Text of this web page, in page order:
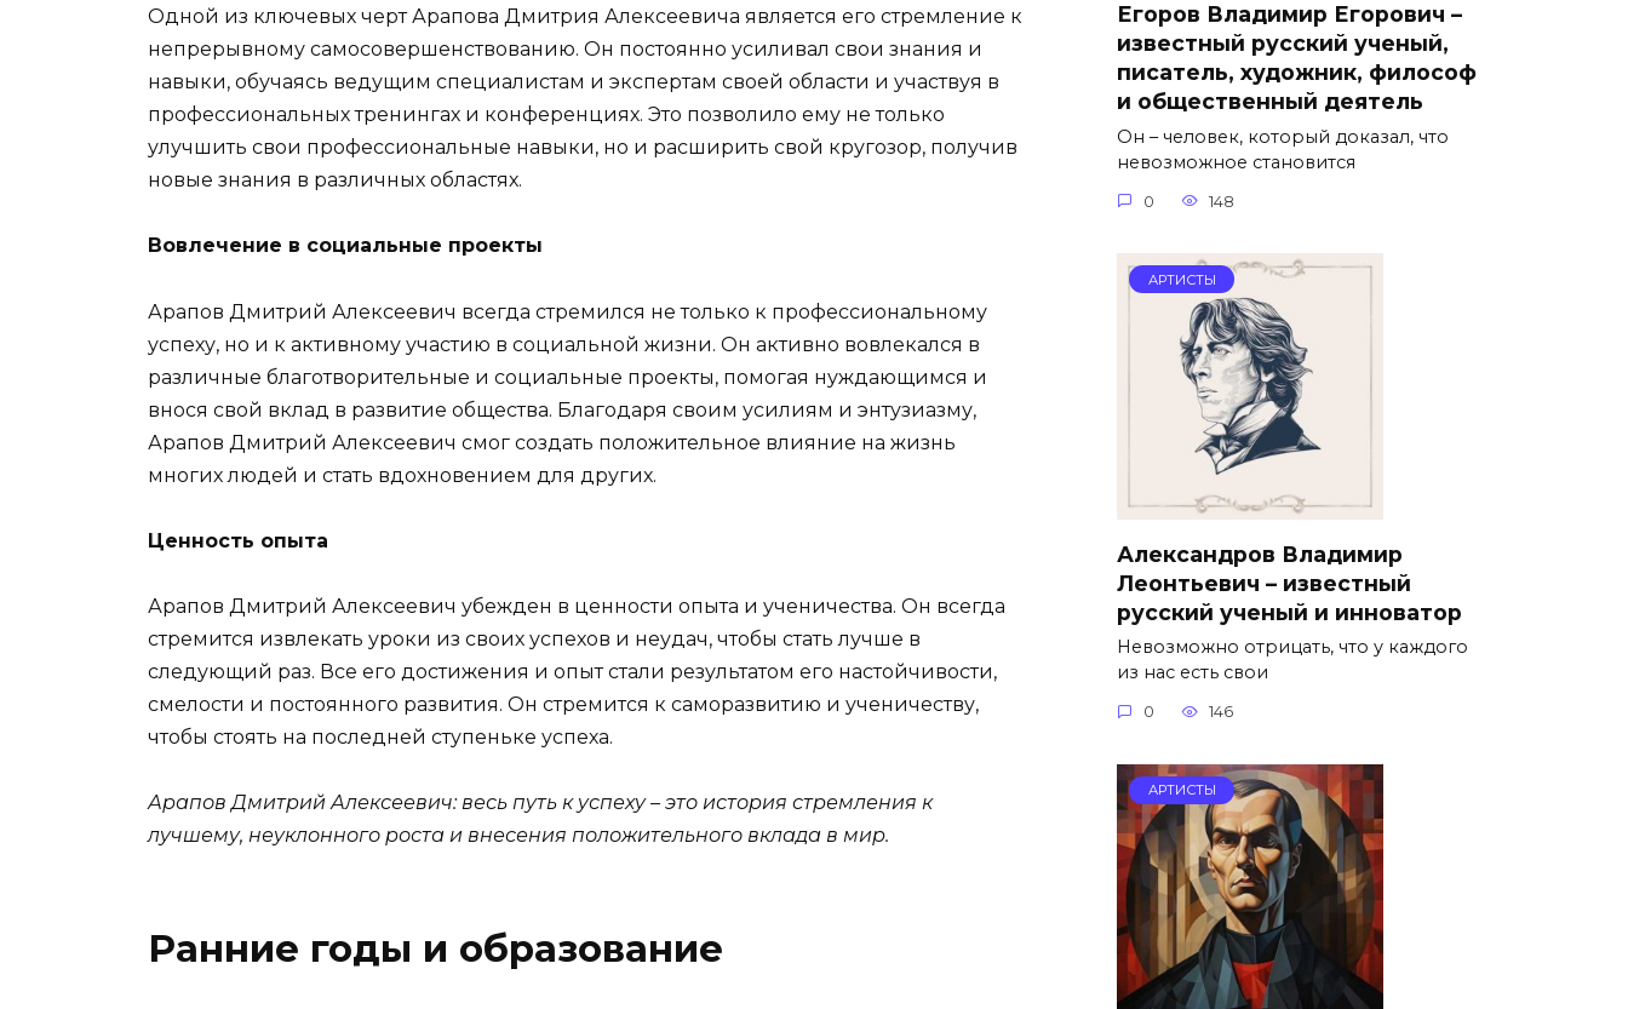
Одной из ключевых черт Арапова Дмитрия Алексеевича является его стремление к
непрерывному самосовершенствованию. Он постоянно усиливал свои знания и
навыки, обучаясь ведущим специалистам и экспертам своей области и участвуя в
профессиональных тренингах и конференциях. Это позволило ему не только
улучшить свои профессиональные навыки, но и расширить свой кругозор, получив
новые знания в различных областях.
Вовлечение в социальные проекты
Арапов Дмитрий Алексеевич всегда стремился не только к профессиональному
успеху, но и к активному участию в социальной жизни. Он активно вовлекался в
различные благотворительные и социальные проекты, помогая нуждающимся и
внося свой вклад в развитие общества. Благодаря своим усилиям и энтузиазму,
Арапов Дмитрий Алексеевич смог создать положительное влияние на жизнь
многих людей и стать вдохновением для других.
Ценность опыта
Арапов Дмитрий Алексеевич убежден в ценности опыта и ученичества. Он всегда
стремится извлекать уроки из своих успехов и неудач, чтобы стать лучше в
следующий раз. Все его достижения и опыт стали результатом его настойчивости,
смелости и постоянного развития. Он стремится к саморазвитию и ученичеству,
чтобы стоять на последней ступеньке успеха.
Арапов Дмитрий Алексеевич: весь путь к успеху – это история стремления к
лучшему, неуклонного роста и внесения положительного вклада в мир.
Ранние годы и образование
Егоров Владимир Егорович –
известный русский ученый,
писатель, художник, философ
и общественный деятель
Он – человек, который доказал, что
невозможное становится
0 148
АРТИСТЫ
Александров Владимир
Леонтьевич – известный
русский ученый и инноватор
Невозможно отрицать, что у каждого
из нас есть свои
0 146
АРТИСТЫ